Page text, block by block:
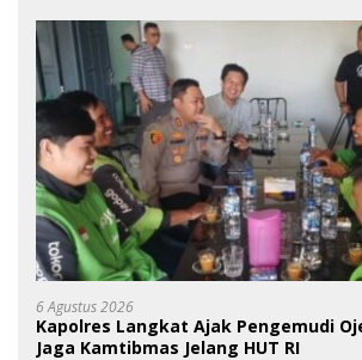
6 Agustus 2026
Kapolres Langkat Ajak Pengemudi
Jaga Kamtibmas Jelang HUT RI